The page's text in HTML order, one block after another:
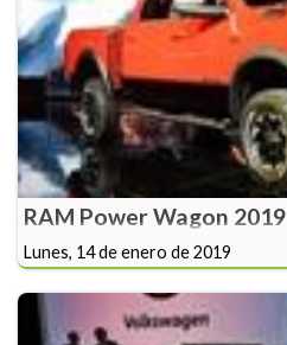
RAM Power Wagon 2019
Lunes, 14 de enero de 2019